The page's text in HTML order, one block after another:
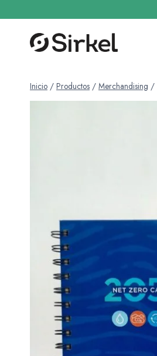
al
contenido
Inicio / Productos / Merchandising /